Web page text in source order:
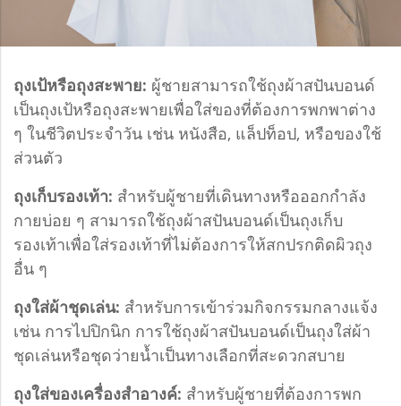
ถุงเป้หรือถุงสะพาย: ผู้ชายสามารถใช้ถุงผ้าสปันบอนด์
เป็นถุงเป้หรือถุงสะพายเพื่อใส่ของที่ต้องการพกพาต่าง
ๆ ในชีวิตประจำวัน เช่น หนังสือ, แล็ปท็อป, หรือของใช้
ส่วนตัว
ถุงเก็บรองเท้า: สำหรับผู้ชายที่เดินทางหรือออกกำลัง
กายบ่อย ๆ สามารถใช้ถุงผ้าสปันบอนด์เป็นถุงเก็บ
รองเท้าเพื่อใส่รองเท้าที่ไม่ต้องการให้สกปรกติดผิวถุง
อื่น ๆ
ถุงใส่ผ้าชุดเล่น: สำหรับการเข้าร่วมกิจกรรมกลางแจ้ง
เช่น การไปปิกนิก การใช้ถุงผ้าสปันบอนด์เป็นถุงใส่ผ้า
ชุดเล่นหรือชุดว่ายน้ำเป็นทางเลือกที่สะดวกสบาย
ถุงใส่ของเครื่องสำอางค์: สำหรับผู้ชายที่ต้องการพก